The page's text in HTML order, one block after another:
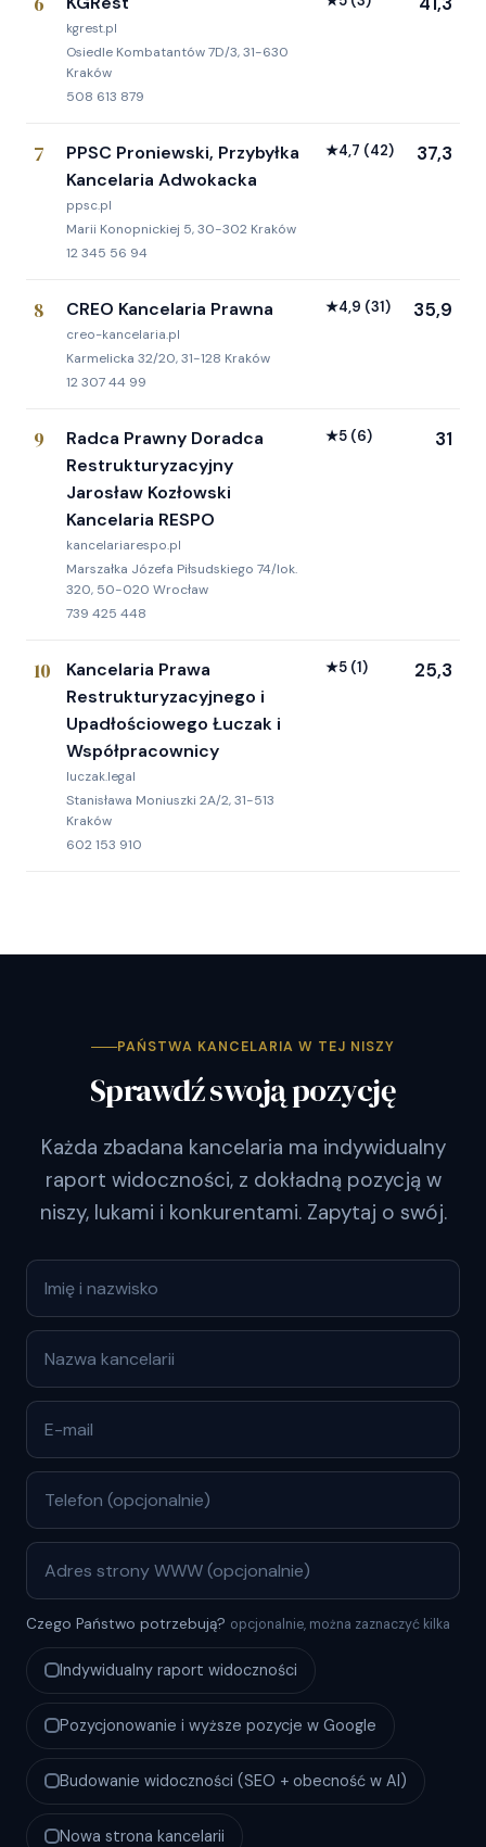
kgrest.pl
Osiedle Kombatantów 7D/3, 31-630
Kraków
508 613 879
7
PPSC Proniewski, Przybyłka
Kancelaria Adwokacka
ppsc.pl
Marii Konopnickiej 5, 30-302 Kraków
12 345 56 94
★4,7 (42) 37,3
8 CREO Kancelaria Prawna
creo-kancelaria.pl
Karmelicka 32/20, 31-128 Kraków
12 307 44 99
★4,9 (31) 35,9
9
Radca Prawny Doradca
Restrukturyzacyjny
Jarosław Kozłowski
Kancelaria RESPO
kancelariarespo.pl
Marszałka Józefa Piłsudskiego 74/lok.
320, 50-020 Wrocław
739 425 448
★5 (6) 31
10
Kancelaria Prawa
Restrukturyzacyjnego i
Upadłościowego Łuczak i
Współpracownicy
luczak.legal
Stanisława Moniuszki 2A/2, 31-513
Kraków
602 153 910
★5 (1) 25,3
PAŃSTWA KANCELARIA W TEJ NISZY
Sprawdź swoją pozycję
Każda zbadana kancelaria ma indywidualny
raport widoczności, z dokładną pozycją w
niszy, lukami i konkurentami. Zapytaj o swój.
Czego Państwo potrzebują? opcjonalnie, można zaznaczyć kilka
Indywidualny raport widoczności
Pozycjonowanie i wyższe pozycje w Google
Budowanie widoczności (SEO + obecność w AI)
Nowa strona kancelarii